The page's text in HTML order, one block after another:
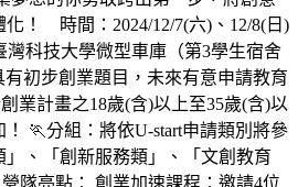
！ 時間：2024/12/7(六)、12/8(日)
灣科技大學微型車庫（第3學生宿舍
初步創業題目，未來有意申請教育
業計畫之18歲(含)以上至35歲(含)以
🏃‍分組：將依U-start申請類別將參
、「創新服務類」、「文創教育